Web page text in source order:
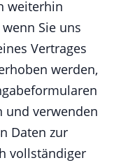
weiterhin
Sie uns
Vertrages
werden,
und verwenden
Daten zur
vollständiger